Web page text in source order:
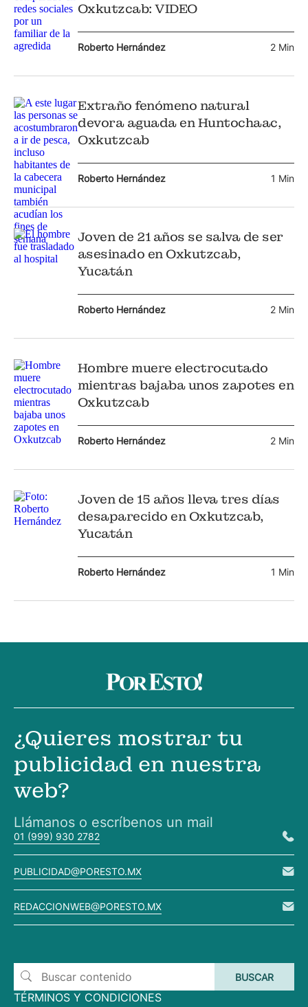
Oxkutzcab: VIDEO
Roberto Hernández 2 Min
Extraño fenómeno natural
devora aguada en Huntochaac,
Oxkutzcab
Roberto Hernández 1 Min
Joven de 21 años se salva de ser
asesinado en Oxkutzcab,
Yucatán
Roberto Hernández 2 Min
Hombre muere electrocutado
mientras bajaba unos zapotes en
Oxkutzcab
Roberto Hernández 2 Min
Joven de 15 años lleva tres días
desaparecido en Oxkutzcab,
Yucatán
Roberto Hernández 1 Min
¿Quieres mostrar tu
publicidad en nuestra
web?
Llámanos o escríbenos un mail
01 (999) 930 2782
PUBLICIDAD@PORESTO.MX
REDACCIONWEB@PORESTO.MX
TÉRMINOS Y CONDICIONES